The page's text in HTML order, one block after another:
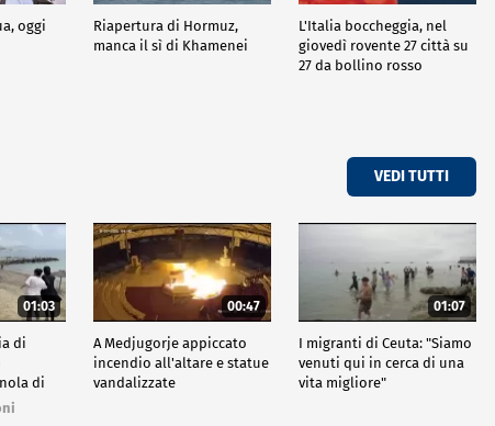
oggi
Riapertura di Hormuz,
manca il sì di Khamenei
L'Italia boccheggia, nel
giovedì rovente 27 città su
27 da bollino rosso
VEDI TUTTI
01:03
di
di
00:47
A Medjugorje appiccato
incendio all'altare e statue
vandalizzate
01:07
I migranti di Ceuta: "Siamo
venuti qui in cerca di una
vita migliore"